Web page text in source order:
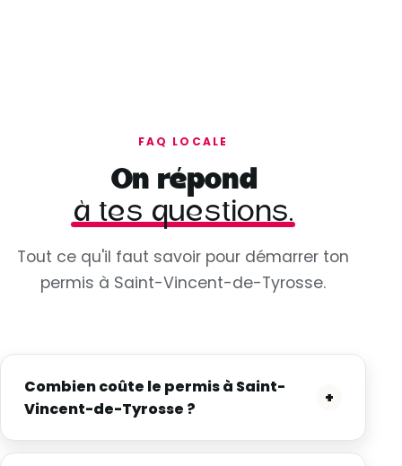
FAQ LOCALE
On répond
à tes questions.
Tout ce qu'il faut savoir pour démarrer ton
permis à Saint-Vincent-de-Tyrosse.
Combien coûte le permis à Saint-
Vincent-de-Tyrosse ?
+